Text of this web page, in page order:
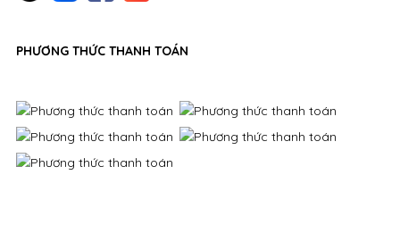
PHƯƠNG THỨC THANH TOÁN